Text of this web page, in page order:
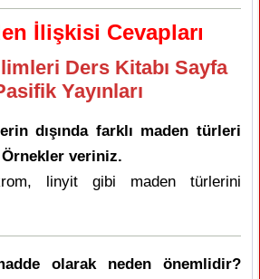
İlişkisi Cevapları
Ders Kitabı Sayfa
Yayınları
dışında farklı maden türleri
veriniz.
linyit gibi maden türlerini
olarak neden önemlidir?